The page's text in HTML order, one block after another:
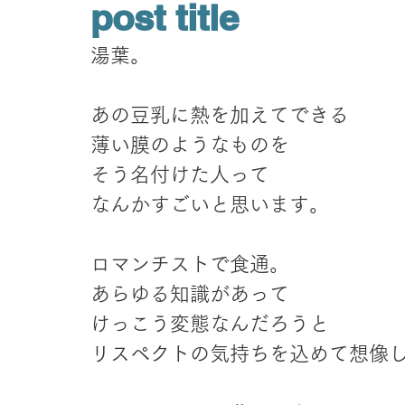
post title
湯葉。
あの豆乳に熱を加えてできる
薄い膜のようなものを
そう名付けた人って
なんかすごいと思います。
ロマンチストで食通。
あらゆる知識があって
けっこう変態なんだろうと
リスペクトの気持ちを込めて想像